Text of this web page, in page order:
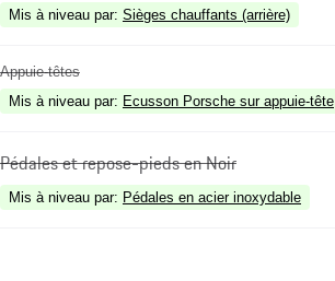
Mis à niveau par: Sièges chauffants (arrière)
Appuie-têtes
Mis à niveau par: Ecusson Porsche sur appuie-tête
Pédales et repose-pieds en Noir
Mis à niveau par: Pédales en acier inoxydable